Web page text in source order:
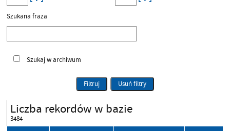
Szukana fraza
Szukaj w archiwum
Filtruj Usuń filtry
Liczba rekordów w bazie
3484